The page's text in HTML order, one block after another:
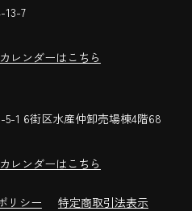
13-7
レンダーはこちら
5-1 6街区水産仲卸売場棟4階68
レンダーはこちら
リシー 特定商取引法表示